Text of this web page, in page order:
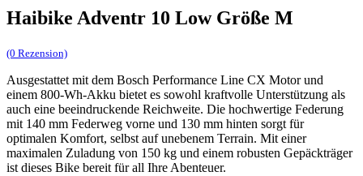
Haibike Adventr 10 Low Größe M
(0 Rezension)
Ausgestattet mit dem Bosch Performance Line CX Motor und
einem 800-Wh-Akku bietet es sowohl kraftvolle Unterstützung als
auch eine beeindruckende Reichweite. Die hochwertige Federung
mit 140 mm Federweg vorne und 130 mm hinten sorgt für
optimalen Komfort, selbst auf unebenem Terrain. Mit einer
maximalen Zuladung von 150 kg und einem robusten Gepäckträger
ist dieses Bike bereit für all Ihre Abenteuer.